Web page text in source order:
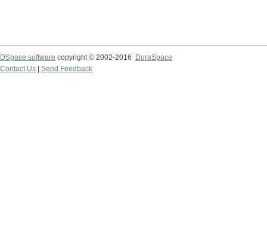
DSpace software copyright © 2002-2016
DuraSpace
Contact Us
Send Feedback